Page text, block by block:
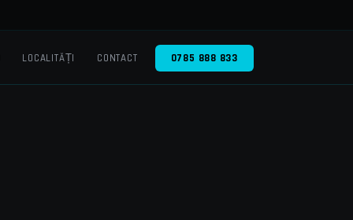
LOCALITĂȚI CONTACT 0785 888 833